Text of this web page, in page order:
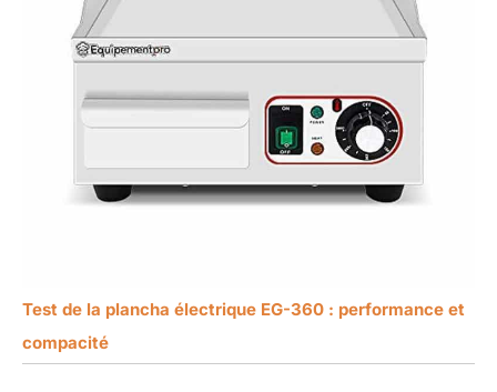
Test de la plancha électrique EG-360 : performance et
compacité